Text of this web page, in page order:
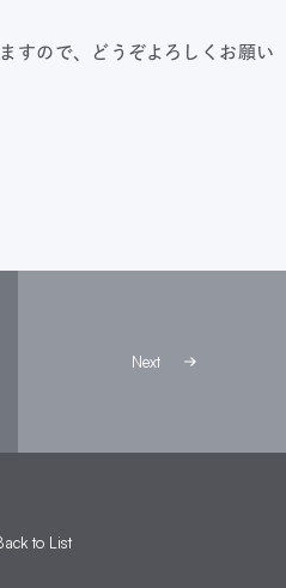
すので、どうぞよろしくお願い